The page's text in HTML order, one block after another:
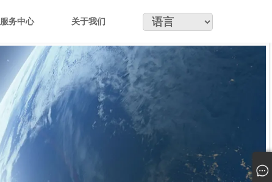
服务中心 关于我们